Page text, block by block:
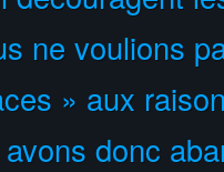
ne voulions
» aux
donc